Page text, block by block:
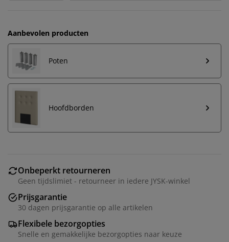
Aanbevolen producten
Poten
Hoofdborden
Onbeperkt retourneren
Geen tijdslimiet - retourneer in iedere JYSK-winkel
Prijsgarantie
30 dagen prijsgarantie op alle artikelen
Flexibele bezorgopties
Snelle en gemakkelijke bezorgopties naar keuze